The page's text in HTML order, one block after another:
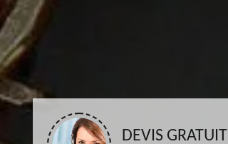
DEVIS GRATUIT